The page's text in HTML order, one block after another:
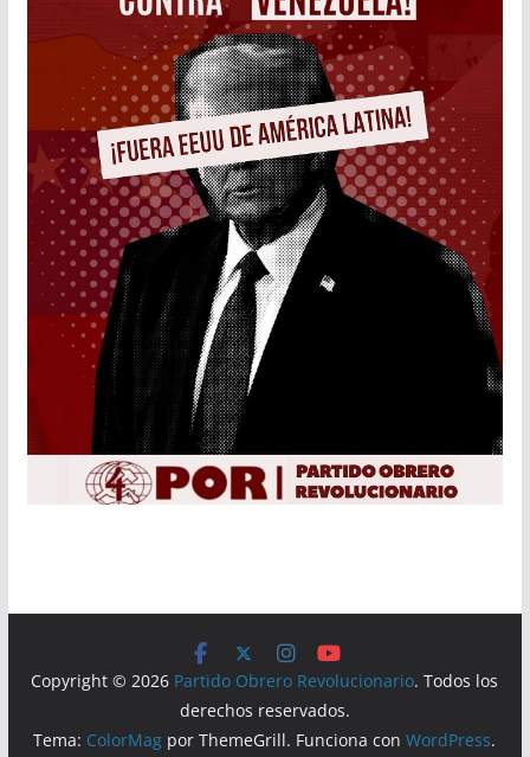
Copyright © 2026 Partido Obrero Revolucionario. Todos los
derechos reservados.
Tema: ColorMag por ThemeGrill. Funciona conWordPress.